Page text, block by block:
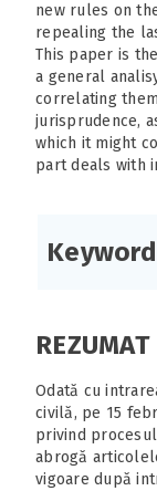
new rules on
repealing the
This paper is
a general
correlating
jurisprudence,
which it might
part deals with
REZUMAT
Odată cu
civilă, pe 15
privind
abrogă
vigoare după